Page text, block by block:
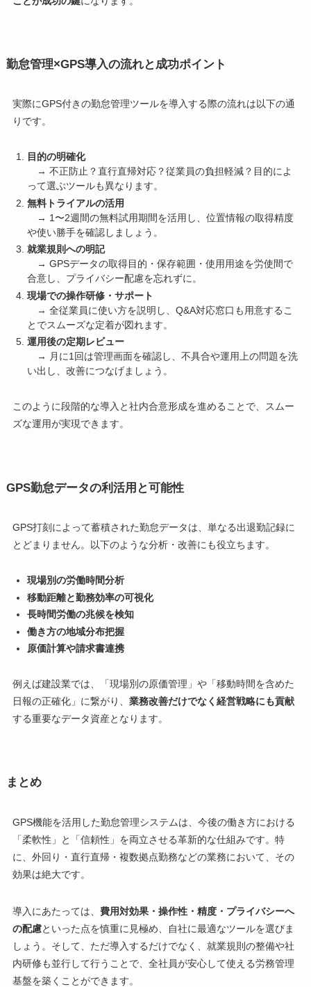
勤怠管理×GPS導入の流れと成功ポイント
実際にGPS付きの勤怠管理ツールを導入する際の流れは以下の通
りです。
目的の明確化
→ 不正防止？直行直帰対応？従業員の負担軽減？目的によ
って選ぶツールも異なります。
無料トライアルの活用
→ 1〜2週間の無料試用期間を活用し、位置情報の取得精度
や使い勝手を確認しましょう。
就業規則への明記
→ GPSデータの取得目的・保存範囲・使用用途を労使間で
合意し、プライバシー配慮を忘れずに。
現場での操作研修・サポート
→ 全従業員に使い方を説明し、Q&A対応窓口も用意するこ
とでスムーズな定着が図れます。
運用後の定期レビュー
→ 月に1回は管理画面を確認し、不具合や運用上の問題を洗
い出し、改善につなげましょう。
このように段階的な導入と社内合意形成を進めることで、スムー
ズな運用が実現できます。
GPS勤怠データの利活用と可能性
GPS打刻によって蓄積された勤怠データは、単なる出退勤記録に
とどまりません。以下のような分析・改善にも役立ちます。
現場別の労働時間分析
移動距離と勤務効率の可視化
長時間労働の兆候を検知
働き方の地域分布把握
原価計算や請求書連携
例えば建設業では、「現場別の原価管理」や「移動時間を含めた
日報の正確化」に繋がり、 業務改善だけでなく経営戦略にも貢献
する重要なデータ資産となります。
まとめ
GPS機能を活用した勤怠管理システムは、今後の働き方における
「柔軟性」と「信頼性」を両立させる革新的な仕組みです。特
に、外回り・直行直帰・複数拠点勤務などの業務において、その
効果は絶大です。
導入にあたっては、 費用対効果・操作性・精度・プライバシーへ
の配慮といった点を慎重に見極め、自社に最適なツールを選びま
しょう。そして、ただ導入するだけでなく、就業規則の整備や社
内研修も並行して行うことで、全社員が安心して使える労務管理
基盤を築くことができます。